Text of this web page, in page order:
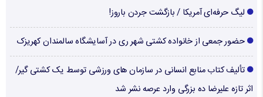
لیگ حرفه‌ای آمریکا / بازگشت جردن باروز!
حضور جمعی از خانواده کشتی شهر ری در آسایشگاه سالمندان کهریزک
تألیف کتاب منابع انسانی در سازمان های ورزشی توسط یک کشتی گیر/
اثر تازه علیرضا ده بزرگی وارد عرصه نشر شد